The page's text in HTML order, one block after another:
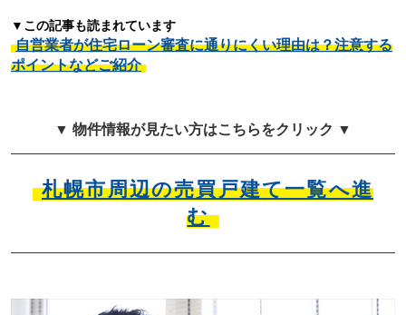
▼この記事も読まれています
自営業者が住宅ローン審査に通りにくい理由は？注意する
ポイントなどご紹介
▼ 物件情報が見たい方はこちらをクリック ▼
札幌市周辺の売買戸建て一覧へ進
む